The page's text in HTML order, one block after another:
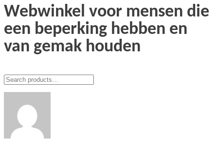
Webwinkel voor mensen die
een beperking hebben en
van gemak houden
Zoeken
voor: